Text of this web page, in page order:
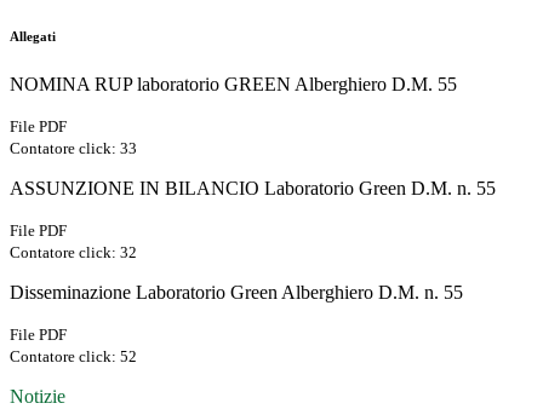
Allegati
NOMINA RUP laboratorio GREEN Alberghiero D.M. 55
File PDF
Contatore click: 33
ASSUNZIONE IN BILANCIO Laboratorio Green D.M. n. 55
File PDF
Contatore click: 32
Disseminazione Laboratorio Green Alberghiero D.M. n. 55
File PDF
Contatore click: 52
Notizie